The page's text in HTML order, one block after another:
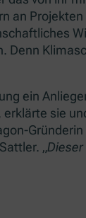
an
Denn
ein
erklärte sie
„Dieser